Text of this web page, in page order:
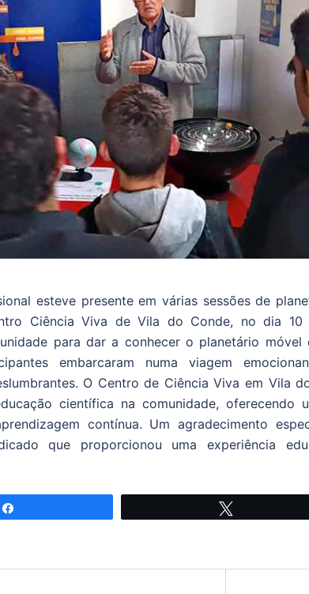
esteve presente em várias sessões de
Ciência Viva de Vila do Conde, no dia
para dar a conhecer o planetário
embarcaram numa viagem
O Centro de Ciência Viva em Vila
científica na comunidade, oferecendo
contínua. Um agradecimento
que proporcionou uma experiência